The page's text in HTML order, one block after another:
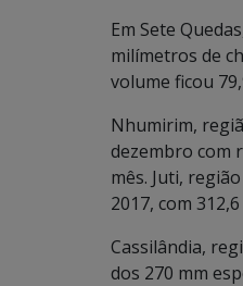
Em Sete
milímetros de
volume ficou
Nhumirim,
dezembro com
mês. Juti,
2017, com
Cassilândia,
dos 270 mm